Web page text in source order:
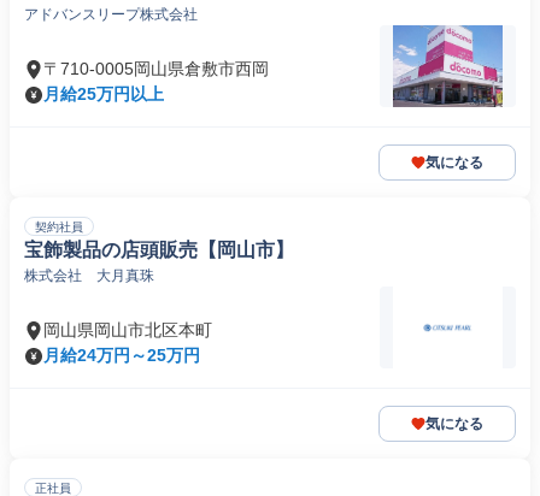
アドバンスリープ株式会社
〒710-0005岡山県倉敷市西岡
月給25万円以上
気になる
契約社員
宝飾製品の店頭販売【岡山市】
株式会社 大月真珠
岡山県岡山市北区本町
月給24万円～25万円
気になる
正社員